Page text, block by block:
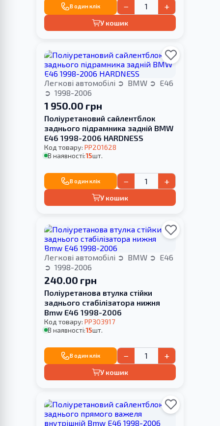
В один клік − +
У кошик
Легкові автомобілі BMW
E46
1998-2006
1 950.00 грн
Поліуретановий cайлентблок
заднього підрамника задній BMW
E46 1998-2006 HARDNESS
Код товару: PP201628
В наявності:15шт.
В один клік − +
У кошик
Легкові автомобілі BMW
E46
1998-2006
240.00 грн
Поліуретанова втулка стійки
заднього стабілізатора нижня
Bmw E46 1998-2006
Код товару: PP303917
В наявності:15шт.
В один клік − +
У кошик